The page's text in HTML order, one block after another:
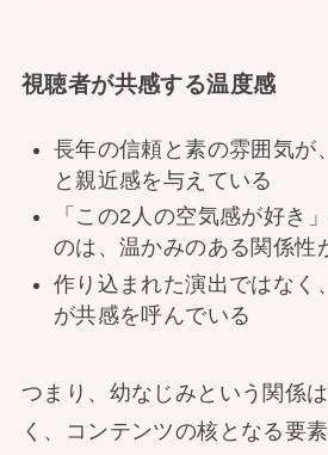
視聴者が共感する温度感
長年の信頼と素の雰囲気が
と親近感を与えている
「この2人の空気感が好き
のは、温かみのある関係性
作り込まれた演出ではなく
が共感を呼んでいる
つまり、幼なじみという関係
く、コンテンツの核となる要